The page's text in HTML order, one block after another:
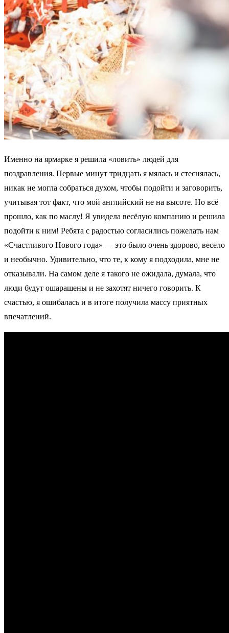
Именно на ярмарке я решила «ловить» людей для
поздравления. Первые минут тридцать я мялась и стеснялась,
никак не могла собраться духом, чтобы подойти и заговорить,
учитывая тот факт, что мой английский не на высоте. Но всё
прошло, как по маслу! Я увидела весёлую компанию и решила
подойти к ним! Ребята с радостью согласились пожелать нам
«Счастливого Нового года» — это было очень здорово, весело
и необычно. Удивительно, что те, к кому я подходила, мне не
отказывали. На самом деле я такого не ожидала, думала, что
люди будут ошарашены и не захотят ничего говорить. К
счастью, я ошибалась и в итоге получила массу приятных
впечатлений.